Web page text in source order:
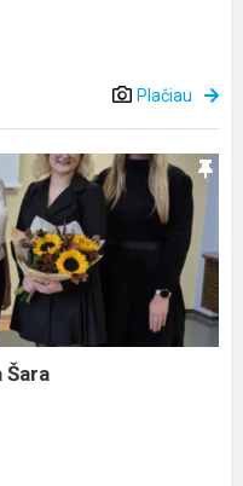
Plačiau
Šara